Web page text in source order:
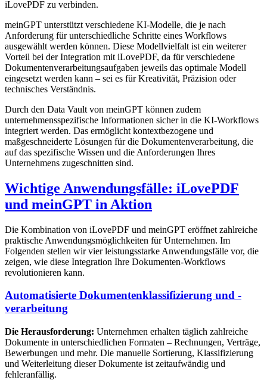
iLovePDF zu verbinden.
meinGPT unterstützt verschiedene KI-Modelle, die je nach
Anforderung für unterschiedliche Schritte eines Workflows
ausgewählt werden können. Diese Modellvielfalt ist ein weiterer
Vorteil bei der Integration mit iLovePDF, da für verschiedene
Dokumentenverarbeitungsaufgaben jeweils das optimale Modell
eingesetzt werden kann – sei es für Kreativität, Präzision oder
technisches Verständnis.
Durch den Data Vault von meinGPT können zudem
unternehmensspezifische Informationen sicher in die KI-Workflows
integriert werden. Das ermöglicht kontextbezogene und
maßgeschneiderte Lösungen für die Dokumentenverarbeitung, die
auf das spezifische Wissen und die Anforderungen Ihres
Unternehmens zugeschnitten sind.
Wichtige Anwendungsfälle: iLovePDF
und meinGPT in Aktion
Die Kombination von iLovePDF und meinGPT eröffnet zahlreiche
praktische Anwendungsmöglichkeiten für Unternehmen. Im
Folgenden stellen wir vier leistungsstarke Anwendungsfälle vor, die
zeigen, wie diese Integration Ihre Dokumenten-Workflows
revolutionieren kann.
Automatisierte Dokumentenklassifizierung und -
verarbeitung
Die Herausforderung: Unternehmen erhalten täglich zahlreiche
Dokumente in unterschiedlichen Formaten – Rechnungen, Verträge,
Bewerbungen und mehr. Die manuelle Sortierung, Klassifizierung
und Weiterleitung dieser Dokumente ist zeitaufwändig und
fehleranfällig.